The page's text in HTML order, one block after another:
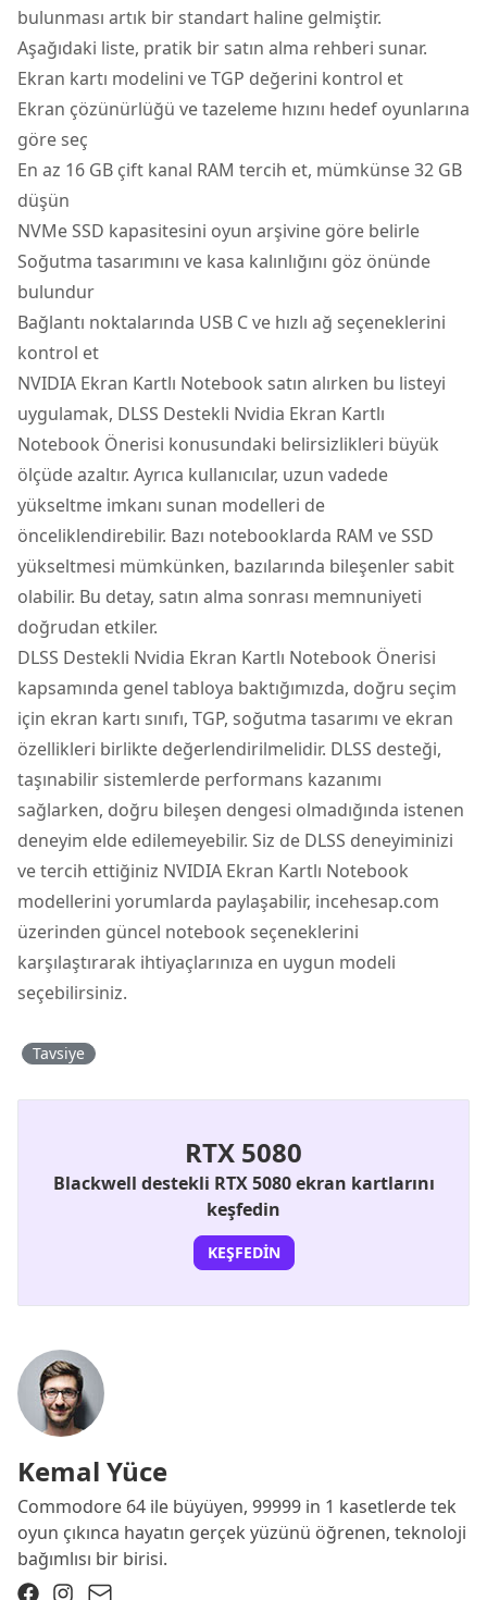
bulunması artık bir standart haline gelmiştir.
Aşağıdaki liste, pratik bir satın alma rehberi sunar.
Ekran kartı modelini ve TGP değerini kontrol et
Ekran çözünürlüğü ve tazeleme hızını hedef oyunlarına
göre seç
En az 16 GB çift kanal RAM tercih et, mümkünse 32 GB
düşün
NVMe SSD kapasitesini oyun arşivine göre belirle
Soğutma tasarımını ve kasa kalınlığını göz önünde
bulundur
Bağlantı noktalarında USB C ve hızlı ağ seçeneklerini
kontrol et
NVIDIA Ekran Kartlı Notebook satın alırken bu listeyi
uygulamak, DLSS Destekli Nvidia Ekran Kartlı
Notebook Önerisi konusundaki belirsizlikleri büyük
ölçüde azaltır. Ayrıca kullanıcılar, uzun vadede
yükseltme imkanı sunan modelleri de
önceliklendirebilir. Bazı notebooklarda RAM ve SSD
yükseltmesi mümkünken, bazılarında bileşenler sabit
olabilir. Bu detay, satın alma sonrası memnuniyeti
doğrudan etkiler.
DLSS Destekli Nvidia Ekran Kartlı Notebook Önerisi
kapsamında genel tabloya baktığımızda, doğru seçim
için ekran kartı sınıfı, TGP, soğutma tasarımı ve ekran
özellikleri birlikte değerlendirilmelidir. DLSS desteği,
taşınabilir sistemlerde performans kazanımı
sağlarken, doğru bileşen dengesi olmadığında istenen
deneyim elde edilemeyebilir. Siz de DLSS deneyiminizi
ve tercih ettiğiniz NVIDIA Ekran Kartlı Notebook
modellerini yorumlarda paylaşabilir, incehesap.com
üzerinden güncel notebook seçeneklerini
karşılaştırarak ihtiyaçlarınıza en uygun modeli
seçebilirsiniz.
Tavsiye
RTX 5080
Blackwell destekli RTX 5080 ekran kartlarını
keşfedin
KEŞFEDIN
Kemal Yüce
Commodore 64 ile büyüyen, 99999 in 1 kasetlerde tek
oyun çıkınca hayatın gerçek yüzünü öğrenen, teknoloji
bağımlısı bir birisi.